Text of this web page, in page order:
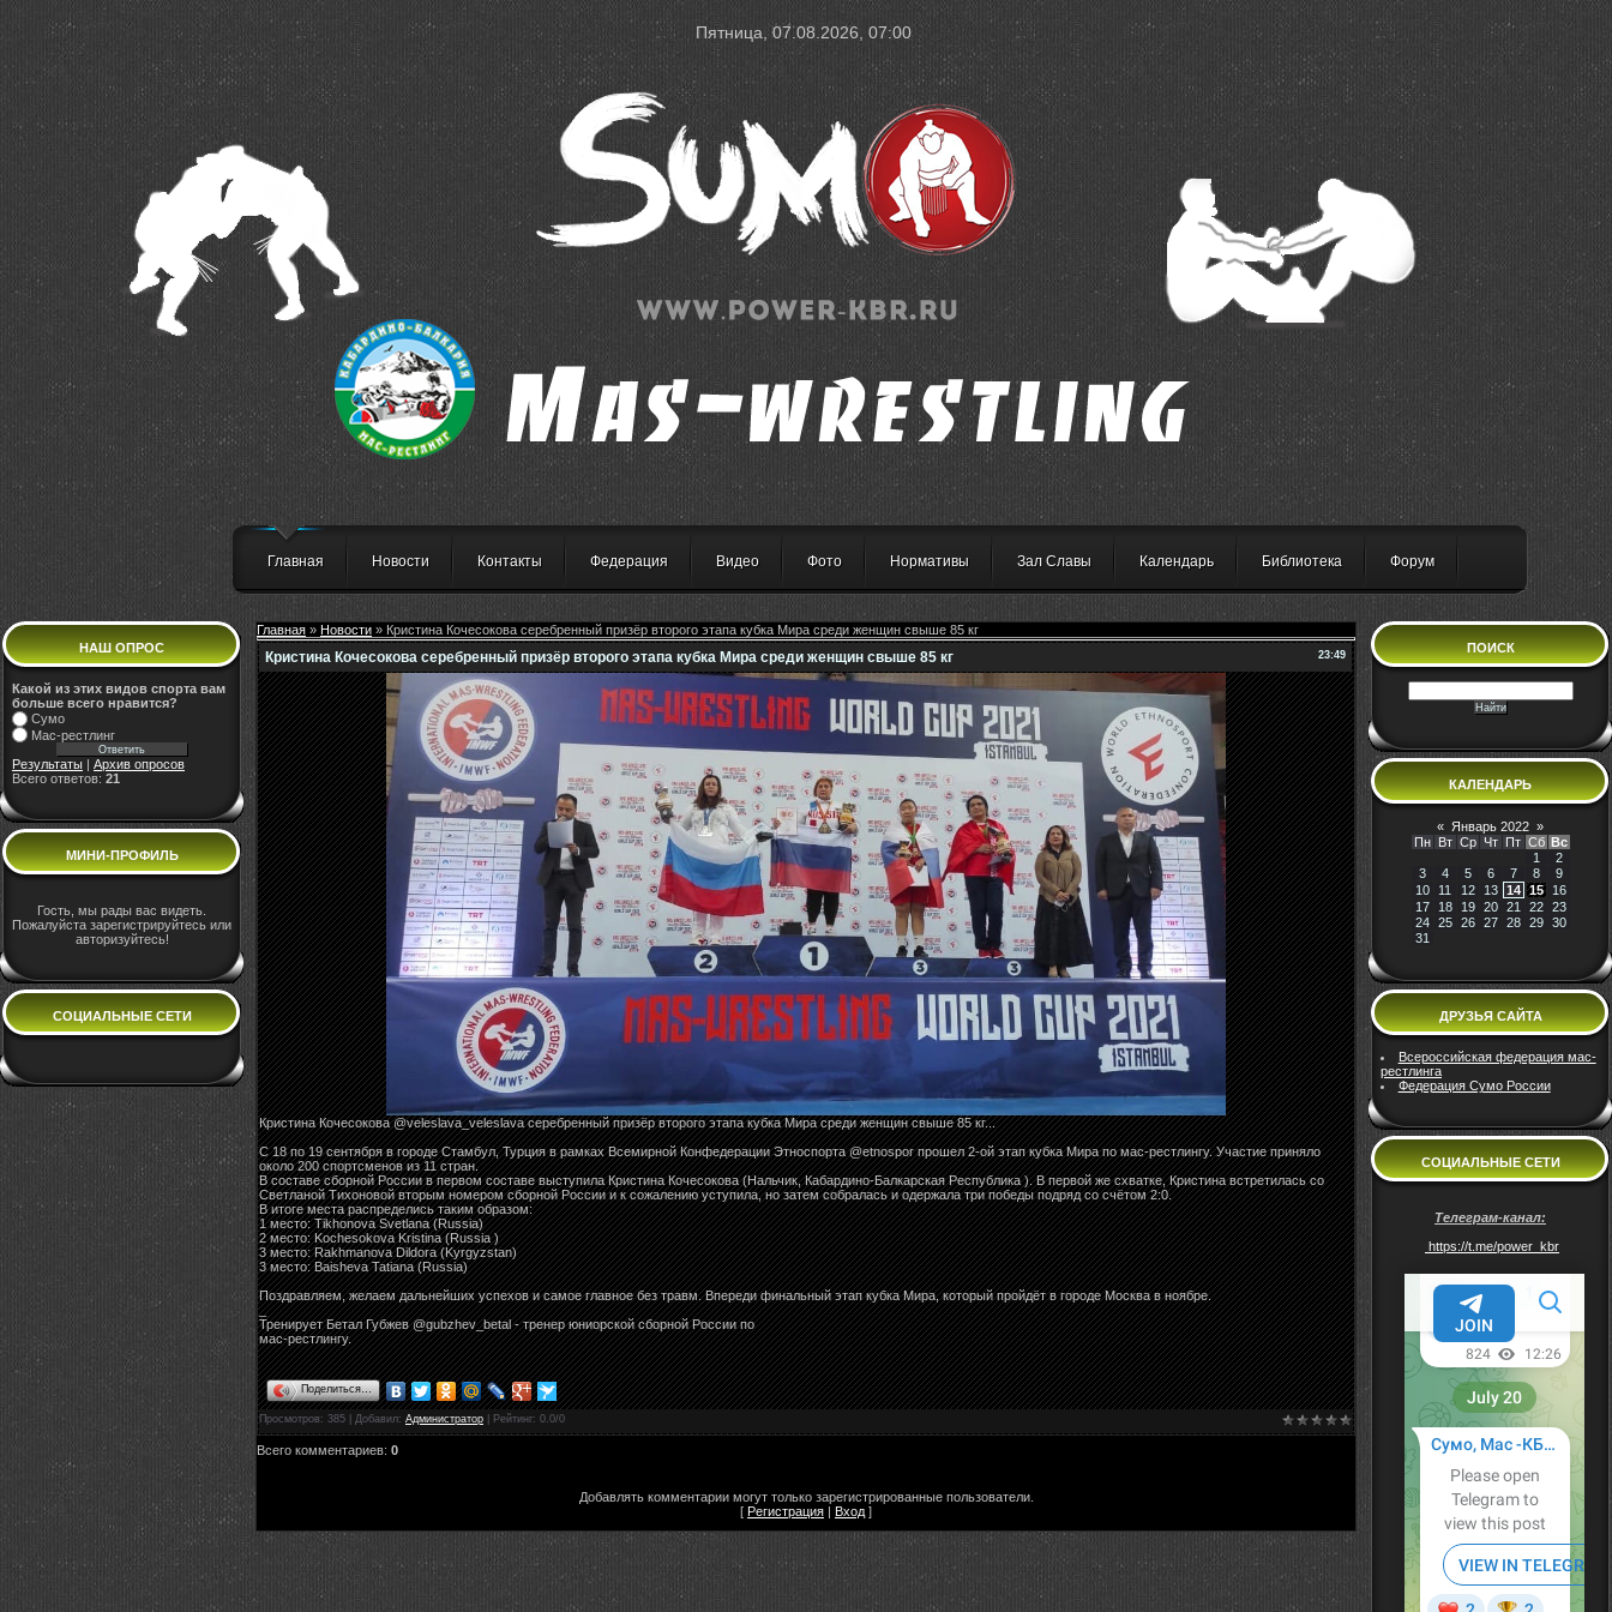
Пятница, 07.08.2026, 07:00
Главная Новости Контакты Федерация Видео Фото Нормативы Зал Славы Календарь Библиотека Форум
НАШ ОПРОС
Какой из этих видов спорта вам
больше всего нравится?
Сумо
Мас-рестлинг
Результаты
Архив опросов
Всего ответов: 21
МИНИ-ПРОФИЛЬ
Гость, мы рады вас видеть.
Пожалуйста зарегистрируйтесь или
авторизуйтесь!
СОЦИАЛЬНЫЕ СЕТИ
Главная » Новости » Кристина Кочесокова серебренный призёр второго этапа кубка Мира среди женщин свыше 85 кг
23:49
Кристина Кочесокова серебренный призёр второго этапа кубка Мира среди женщин свыше 85 кг
Кристина Кочесокова @veleslava_veleslava серебренный призёр второго этапа кубка Мира среди женщин свыше 85 кг...
С 18 по 19 сентября в городе Стамбул, Турция в рамках Всемирной Конфедерации Этноспорта @etnospor прошел 2-ой этап кубка Мира по мас-рестлингу. Участие приняло
около 200 спортсменов из 11 стран.
В составе сборной России в первом составе выступила Кристина Кочесокова (Нальчик, Кабардино-Балкарская Республика ). В первой же схватке, Кристина встретилась со
Светланой Тихоновой вторым номером сборной России и к сожалению уступила, но затем собралась и одержала три победы подряд со счётом 2:0.
В итоге места распределись таким образом:
1 место: Tikhonova Svetlana (Russia)
2 место: Kochesokova Kristina (Russia )
3 место: Rakhmanova Dildora (Kyrgyzstan)
3 место: Baisheva Tatiana (Russia)
Поздравляем, желаем дальнейших успехов и самое главное без травм. Впереди финальный этап кубка Мира, который пройдёт в городе Москва в ноябре.
_
Тренирует Бетал Губжев @gubzhev_betal - тренер юниорской сборной России по
мас-рестлингу.
Поделиться…
Просмотров: 385 | Добавил: Администратор Рейтинг: 0.0/0
Всего комментариев: 0
Добавлять комментарии могут только зарегистрированные пользователи.
[ Регистрация | Вход ]
ПОИСК
КАЛЕНДАРЬ
« Январь 2022 »
Пн
Вт Ср Чт Пт Сб Вс
1
2
3
4 5 6 7 8
9
10
11 12 13 14 15
16
17
18 19 20 21 22
23
24
25 26 27 28 29
30
31
ДРУЗЬЯ САЙТА
Всероссийская федерация мас-
рестлинга
Федерация Сумо России
СОЦИАЛЬНЫЕ СЕТИ
Телеграм-канал:
https://t.me/power_kbr